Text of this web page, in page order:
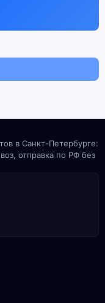
в Санкт-Петербурге:
отправка по РФ без